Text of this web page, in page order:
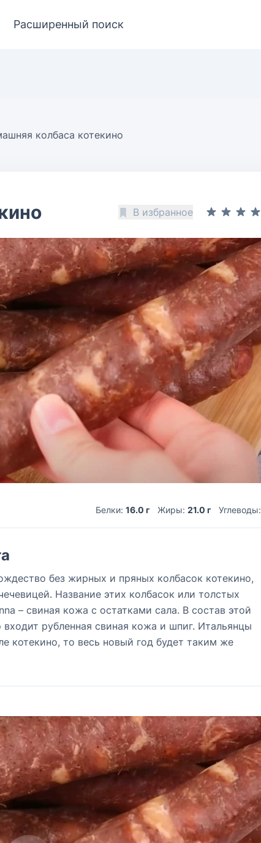
Расширенный поиск
колбаса котекино
В избранное
Белки: 16.0 г Жиры: 21.0 г Углеводы:
без жирных и пряных колбасок котекино,
Название этих колбасок или толстых
– свиная кожа с остатками сала. В состав этой
рубленная свиная кожа и шпиг. Итальянцы
котекино, то весь новый год будет таким же